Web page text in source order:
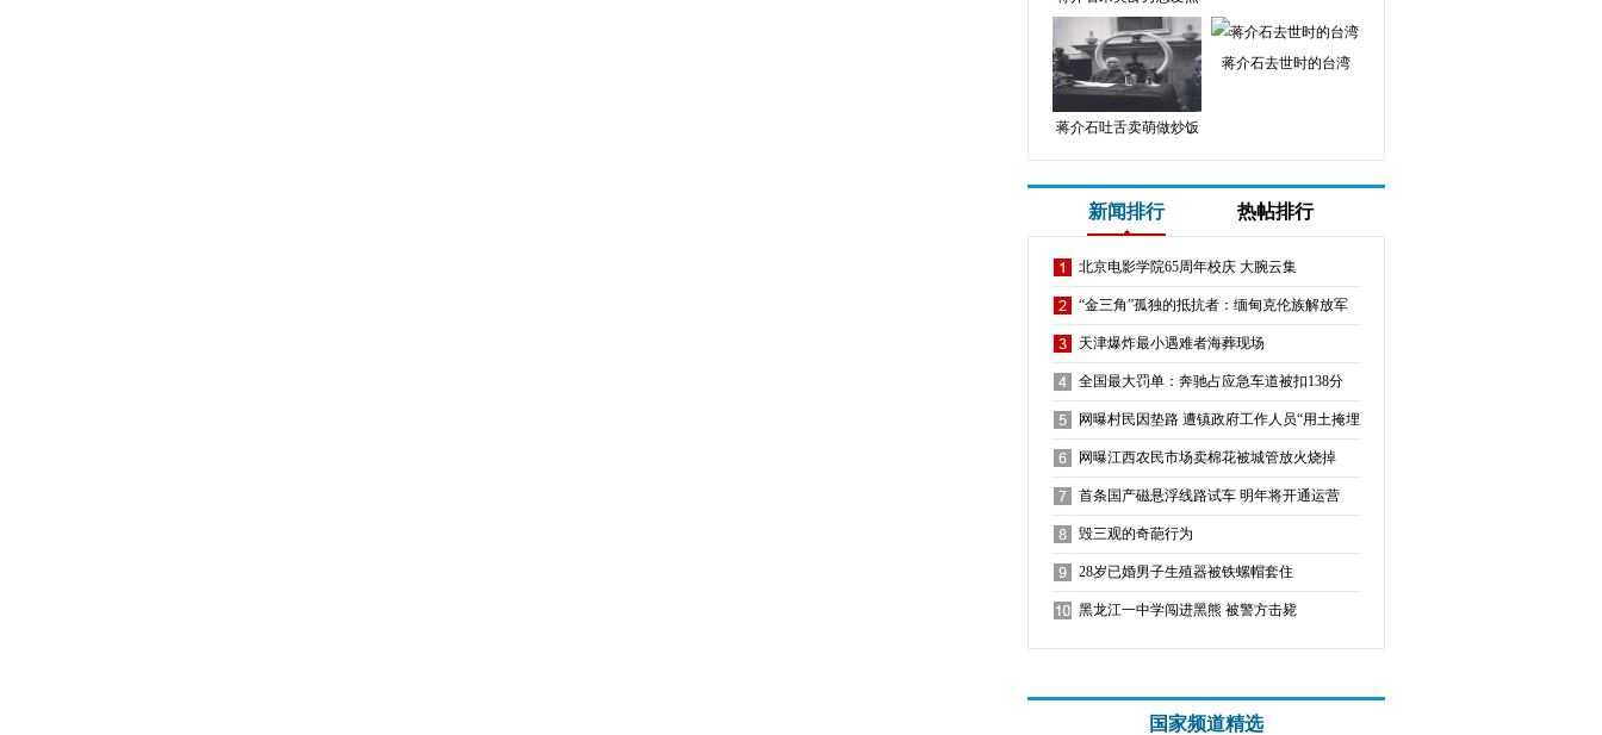
蒋介石吐舌卖萌做炒饭
蒋介石去世时的台湾
新闻排行 热帖排行
北京电影学院65周年校庆 大腕云集
“金三角”孤独的抵抗者：缅甸克伦族解放军
天津爆炸最小遇难者海葬现场
全国最大罚单：奔驰占应急车道被扣138分
网曝村民因垫路 遭镇政府工作人员“用土掩埋”
网曝江西农民市场卖棉花被城管放火烧掉
首条国产磁悬浮线路试车 明年将开通运营
毁三观的奇葩行为
28岁已婚男子生殖器被铁螺帽套住
黑龙江一中学闯进黑熊 被警方击毙
国家频道精选